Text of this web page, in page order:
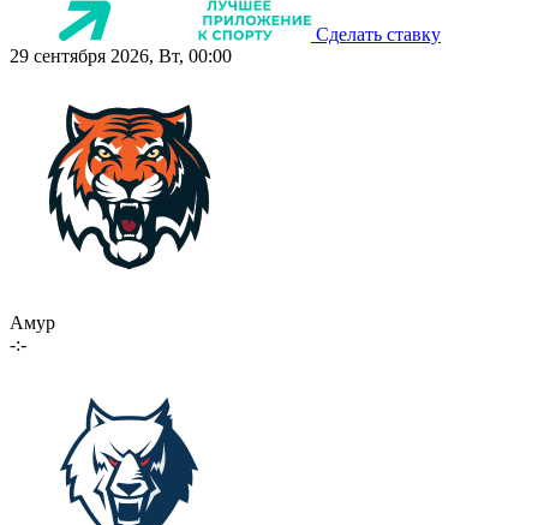
Сделать ставку
29 сентября 2026, Вт, 00:00
Амур
-:-